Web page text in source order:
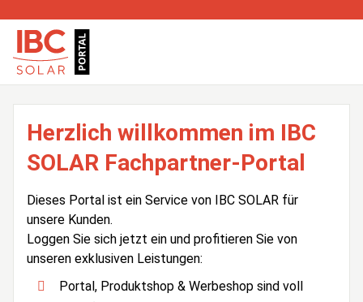
Herzlich willkommen im IBC
SOLAR Fachpartner-Portal
Dieses Portal ist ein Service von IBC SOLAR für
unsere Kunden.
Loggen Sie sich jetzt ein und profitieren Sie von
unseren exklusiven Leistungen:
Portal, Produktshop & Werbeshop sind voll